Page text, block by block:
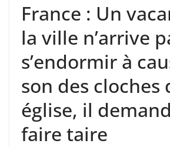
France : Un
la ville n’arrive
s’endormir à
son des cloches
église, il
faire taire